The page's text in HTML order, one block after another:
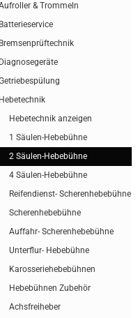
& Trommeln
Batterieservice
Bremsenprüftechnik
Diagnosegeräte
Hebetechnik
Hebetechnik anzeigen
1 Säulen-Hebebühne
2 Säulen-Hebebühne
4 Säulen-Hebebühne
Reifendienst- Scherenhebebühne
Scherenhebebühne
Auffahr- Scherenhebebühne
Unterflur- Hebebühne
Karosseriehebebühnen
Hebebühnen Zubehör
Achsfreiheber